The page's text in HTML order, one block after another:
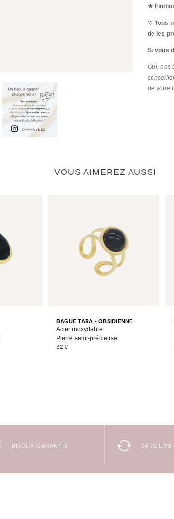
★
♡ Tous
de les
Si vous
Oui, nos
de votre
VOUS AIMEREZ AUSSI
BAGUE TARA - OBSIDIENNE
Acier inoxydable
Pierre semi-précieuse
32 €
BIJOUX GARANTIS 14 JOURS